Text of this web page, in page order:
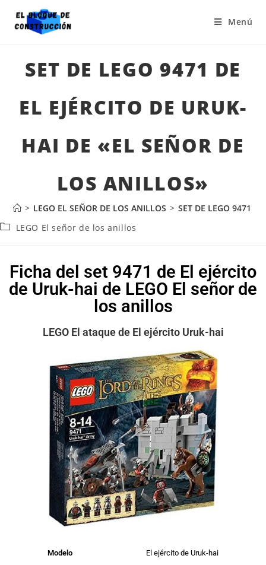
Menú
SET DE LEGO 9471 DE
EL EJÉRCITO DE URUK-
HAI DE «EL SEÑOR DE
LOS ANILLOS»
> LEGO EL SEÑOR DE LOS ANILLOS > SET DE LEGO 9471
LEGO El señor de los anillos
Ficha del set 9471 de El ejército
de Uruk-hai de LEGO El señor de
los anillos
LEGO El ataque de El ejército Uruk-hai
Modelo El ejército de Uruk-hai